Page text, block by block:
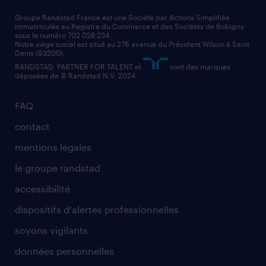
assistant administratif
comptable
nos cabinets de recrutement
FAQ
contact
mentions légales
le groupe randstad
accessibilité
dispositifs d'alertes professionnelles
soyons vigilants
données personnelles
Groupe Randstad France est une Société par Actions Simplifiée
immatriculée au Registre du Commerce et des Sociétés de Bobigny
sous le numéro 702 028 234.
Notre siège social est situé au 276 avenue du Président Wilson à Saint
Denis (93200).
RANDSTAD, PARTNER FOR TALENT et
sont des marques
déposées de © Randstad N.V. 2024.